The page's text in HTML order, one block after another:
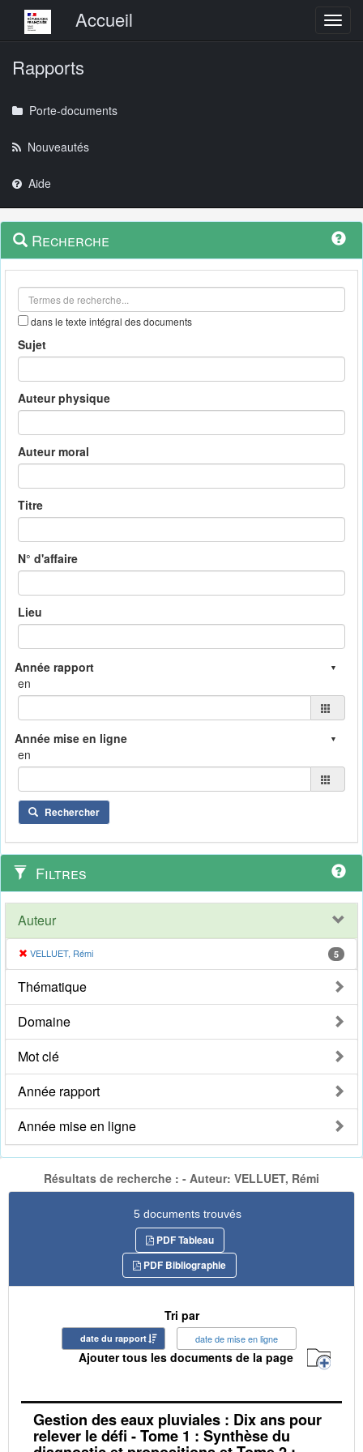
Menu principalAccueil
Rapports
Porte-documents
Nouveautés
Aide
Navigation
outils
Menu
contextuel
Recherche
dans le texte intégral des documents
Sujet
Auteur physique
Auteur moral
Titre
N° d'affaire
Lieu
en
en
Rechercher
Filtres
Auteur
VELLUET, Rémi 5
Thématique
Domaine
Mot clé
Année rapport
Année mise en ligne
Résultats de recherche : - Auteur: VELLUET, Rémi
5 documents trouvés
PDF Tableau
PDF Bibliographie
Tri par
date du rapport date de mise en ligne
Ajouter tous les documents de la page
Gestion des eaux pluviales : Dix ans pour
relever le défi - Tome 1 : Synthèse du